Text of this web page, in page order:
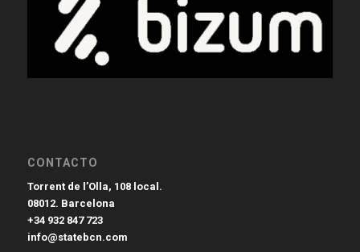
CONTACTO
Torrent de l’Olla, 108 local.
08012. Barcelona
+34 932 847 723
info@statebcn.com